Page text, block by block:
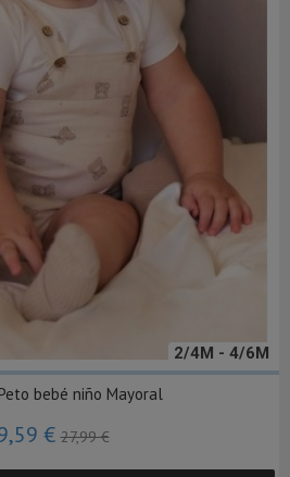
2/4M - 4/6M
bebé niño Mayoral
€27,99 €